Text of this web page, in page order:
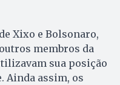
Xixo e Bolsonaro,
membros da
sua posição
Ainda assim, os